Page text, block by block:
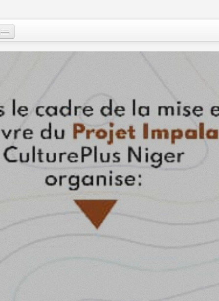
Qui sommes-nous?
Images et mots du Niger
Soutenir le peuple nigérien
A propos
Le Niger